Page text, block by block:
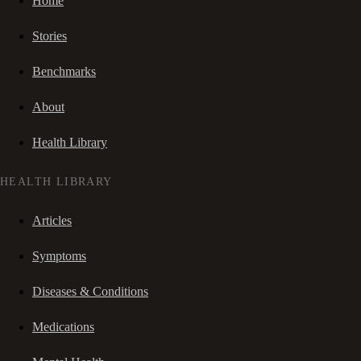
Stories
Benchmarks
About
Health Library
HEALTH LIBRARY
Articles
Symptoms
Diseases & Conditions
Medications